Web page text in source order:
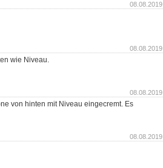
08.08.2019
08.08.2019
wie Niveau.
08.08.2019
von hinten mit Niveau eingecremt. Es
08.08.2019